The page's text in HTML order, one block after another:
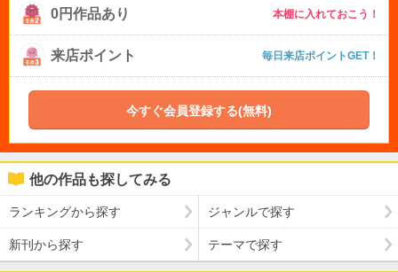
0円作品あり 本棚に入れておこう！
来店ポイント 毎日来店ポイントGET！
今すぐ会員登録する(無料)
他の作品も探してみる
ランキングから探す ジャンルで探す
新刊から探す テーマで探す